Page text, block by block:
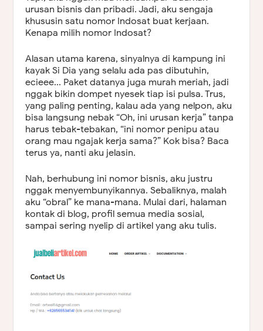
urusan bisnis dan pribadi. Jadi, aku sengaja
khususin satu nomor Indosat buat kerjaan.
Kenapa milih nomor Indosat?
Alasan utama karena, sinyalnya di kampung ini
kayak Si Dia yang selalu ada pas dibutuhin,
ecieee... Paket datanya juga murah meriah, jadi
nggak bikin dompet nyesek tiap isi pulsa. Trus,
yang paling penting, kalau ada yang nelpon, aku
bisa langsung nebak “Oh, ini urusan kerja” tanpa
harus tebak-tebakan, “ini nomor penipu atau
orang mau ngajak kerja sama?” Kok bisa? Baca
terus ya, nanti aku jelasin.
Nah, berhubung ini nomor bisnis, aku justru
nggak menyembunyikannya. Sebaliknya, malah
aku “obral” ke mana-mana. Mulai dari, halaman
kontak di blog, profil semua media sosial,
sampai sering nyelip di artikel yang aku tulis.